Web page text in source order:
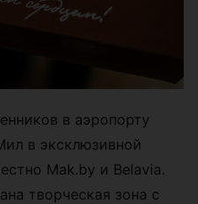
в аэропорту
в эксклюзивной
Mak.by и Belavia.
творческая зона с